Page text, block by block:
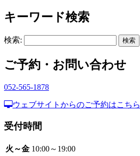
キーワード検索
検索:
ご予約・お問い合わせ
052-565-1878
ウェブサイトからのご予約はこちら
受付時間
火～金 10:00～19:00